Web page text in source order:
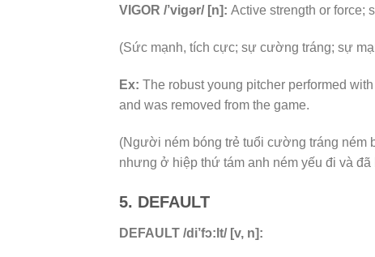
VIGOR /’vigər/ [n]: Active strength or force;
(Sức mạnh, tích cực; sự cường tráng; sự
Ex: The robust young pitcher performed with
and was removed from the game.
(Người ném bóng trẻ tuổi cường tráng ném
nhưng ở hiệp thứ tám anh ném yếu đi và đã
5. DEFAULT
DEFAULT /di’fɔ:lt/ [v, n]: